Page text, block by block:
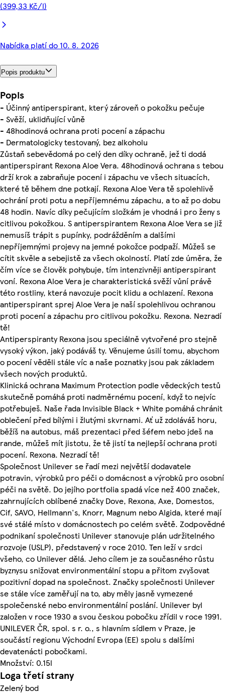
(399,33 Kč/l)
Nabídka platí do 10. 8. 2026
Popis produktu
Popis
- Účinný antiperspirant, který zároveň o pokožku pečuje
- Svěží, uklidňující vůně
- 48hodinová ochrana proti pocení a zápachu
- Dermatologicky testovaný, bez alkoholu
Zůstaň sebevědomá po celý den díky ochraně, jež ti dodá
antiperspirant Rexona Aloe Vera. 48hodinová ochrana s tebou
drží krok a zabraňuje pocení i zápachu ve všech situacích,
které tě během dne potkají. Rexona Aloe Vera tě spolehlivě
ochrání proti potu a nepříjemnému zápachu, a to až po dobu
48 hodin. Navíc díky pečujícím složkám je vhodná i pro ženy s
citlivou pokožkou. S antiperspirantem Rexona Aloe Vera se již
nemusíš trápit s pupínky, podrážděním a dalšími
nepříjemnými projevy na jemné pokožce podpaží. Můžeš se
cítit skvěle a sebejistě za všech okolností. Platí zde úměra, že
čím více se člověk pohybuje, tím intenzivněji antiperspirant
voní. Rexona Aloe Vera je charakteristická svěží vůní právě
této rostliny, která navozuje pocit klidu a ochlazení. Rexona
antiperspirant sprej Aloe Vera je naší spolehlivou ochranou
proti pocení a zápachu pro citlivou pokožku. Rexona. Nezradí
tě!
Antiperspiranty Rexona jsou speciálně vytvořené pro stejně
vysoký výkon, jaký podáváš ty. Věnujeme úsilí tomu, abychom
o pocení věděli stále víc a naše poznatky jsou pak základem
všech nových produktů.
Klinická ochrana Maximum Protection podle vědeckých testů
skutečně pomáhá proti nadměrnému pocení, když to nejvíc
potřebuješ. Naše řada Invisible Black + White pomáhá chránit
oblečení před bílými i žlutými skvrnami. Ať už zdoláváš horu,
běžíš na autobus, máš prezentaci před šéfem nebo jdeš na
rande, můžeš mít jistotu, že tě jistí ta nejlepší ochrana proti
pocení. Rexona. Nezradí tě!
Společnost Unilever se řadí mezi největší dodavatele
potravin, výrobků pro péči o domácnost a výrobků pro osobní
péči na světě. Do jejího portfolia spadá více než 400 značek,
zahrnujících oblíbené značky Dove, Rexona, Axe, Domestos,
Cif, SAVO, Hellmann's, Knorr, Magnum nebo Algida, které mají
své stálé místo v domácnostech po celém světě. Zodpovědné
podnikaní společnosti Unilever stanovuje plán udržitelného
rozvoje (USLP), představený v roce 2010. Ten leží v srdci
všeho, co Unilever dělá. Jeho cílem je za současného růstu
byznysu snižovat environmentální stopu a přitom zvyšovat
pozitivní dopad na společnost. Značky společnosti Unilever
se stále více zaměřují na to, aby měly jasně vymezené
společenské nebo environmentální poslání. Unilever byl
založen v roce 1930 a svou českou pobočku zřídil v roce 1991.
UNILEVER ČR, spol. s r. o., s hlavním sídlem v Praze, je
součástí regionu Východní Evropa (EE) spolu s dalšími
devatenácti pobočkami.
Množství: 0.15l
Loga třetí strany
Zelený bod